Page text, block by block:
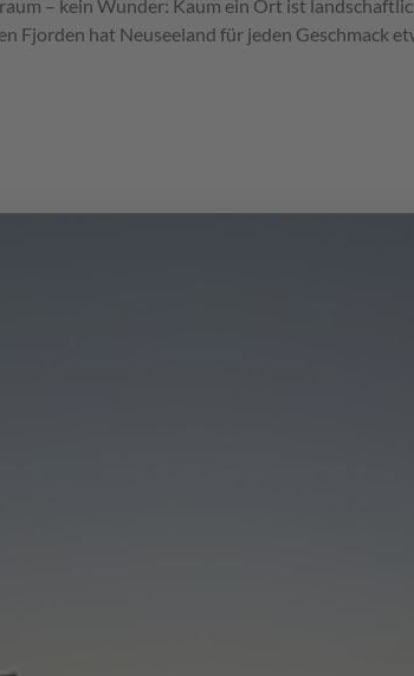
– kein Wunder: Kaum ein Ort ist
Fjorden hat Neuseeland für jeden Geschmack